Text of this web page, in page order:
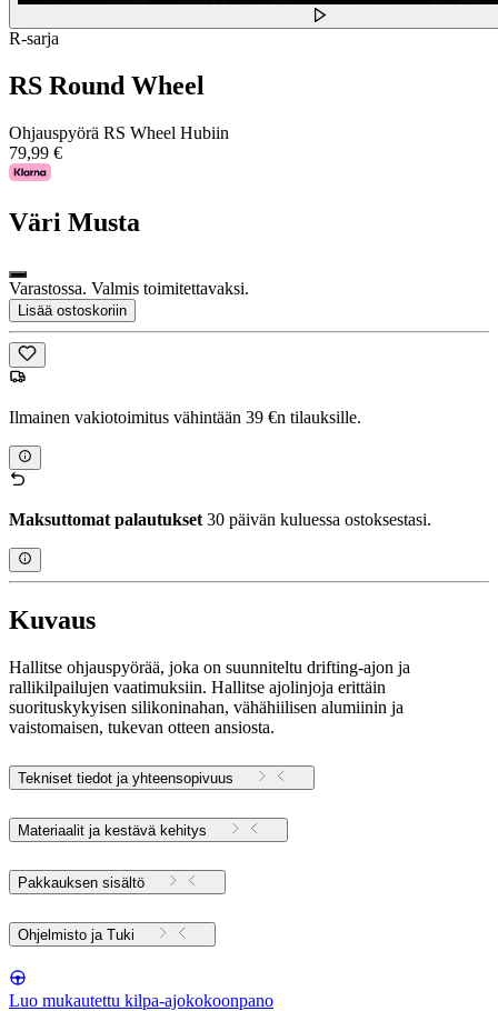
R-sarja
RS Round Wheel
Ohjauspyörä RS Wheel Hubiin
79,99 €
Väri Musta
Varastossa. Valmis toimitettavaksi.
Lisää ostoskoriin
Ilmainen vakiotoimitus vähintään 39 €n tilauksille.
Maksuttomat palautukset 30 päivän kuluessa ostoksestasi.
Kuvaus
Hallitse ohjauspyörää, joka on suunniteltu drifting-ajon ja
rallikilpailujen vaatimuksiin. Hallitse ajolinjoja erittäin
suorituskykyisen silikoninahan, vähähiilisen alumiinin ja
vaistomaisen, tukevan otteen ansiosta.
Tekniset tiedot ja yhteensopivuus
Materiaalit ja kestävä kehitys
Pakkauksen sisältö
Ohjelmisto ja Tuki
Luo mukautettu kilpa-ajokokoonpano